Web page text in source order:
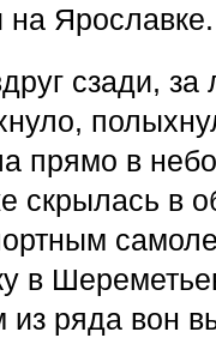
на Ярославке.
сзади,
прямо в
скрылась в
в
из ряда вон